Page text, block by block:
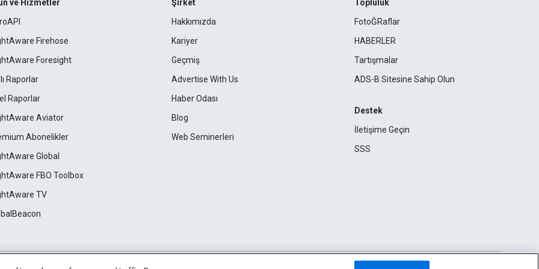
ve Hizmetler
Firehose
Foresight
Raporlar
Raporlar
Aviator
Abonelikler
Global
FBO Toolbox
TV
Şirket
Hakkımızda
Kariyer
Geçmiş
Advertise With Us
Haber Odası
Blog
Web Seminerleri
Topluluk
FotoĞRaflar
HABERLER
Tartışmalar
ADS-B Sitesine Sahip Olun
Destek
İletişime Geçin
SSS